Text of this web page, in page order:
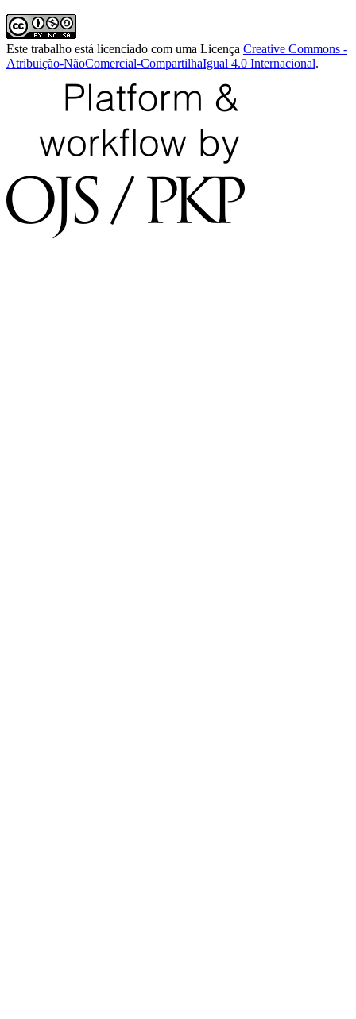
Este trabalho está licenciado com uma Licença Creative Commons -
Atribuição-NãoComercial-CompartilhaIgual 4.0 Internacional.